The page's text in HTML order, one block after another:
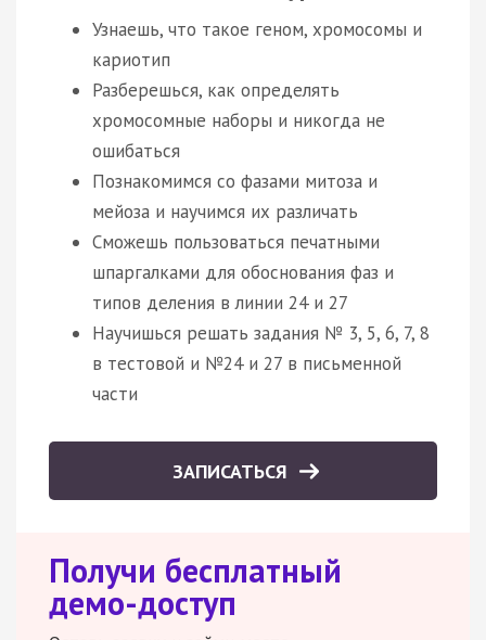
Узнаешь, что такое геном, хромосомы и
кариотип
Разберешься, как определять
хромосомные наборы и никогда не
ошибаться
Познакомимся со фазами митоза и
мейоза и научимся их различать
Сможешь пользоваться печатными
шпаргалками для обоснования фаз и
типов деления в линии 24 и 27
Научишься решать задания № 3, 5, 6, 7, 8
в тестовой и №24 и 27 в письменной
части
ЗАПИСАТЬСЯ
Получи бесплатный
демо-доступ